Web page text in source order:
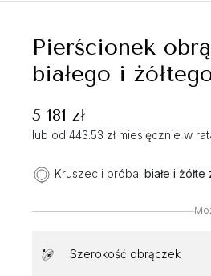
Pierścionek
białego i
5 181 zł
lub od 443.53 zł miesięcznie w
Kruszec i próba: białe i żółte
Szerokość obrączek